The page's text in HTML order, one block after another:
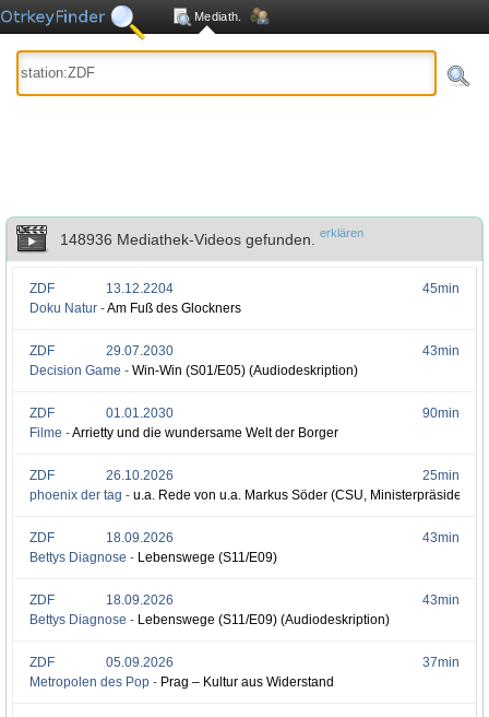
Mediath.
148936 Mediathek-Videos gefunden. erklären
45min
ZDF
13.12.2204
Doku Natur -Am Fuß des Glockners
43min
ZDF
29.07.2030
Decision Game - Win-Win (S01/E05) (Audiodeskription)
90min
ZDF
01.01.2030
Filme -Arrietty und die wundersame Welt der Borger
25min
ZDF
26.10.2026
phoenix der tag - u.a. Rede von u.a. Markus Söder (CSU, Ministerpräsident
43min
ZDF
18.09.2026
Bettys Diagnose - Lebenswege (S11/E09)
43min
ZDF
18.09.2026
Bettys Diagnose - Lebenswege (S11/E09) (Audiodeskription)
37min
ZDF
05.09.2026
Metropolen des Pop - Prag – Kultur aus Widerstand